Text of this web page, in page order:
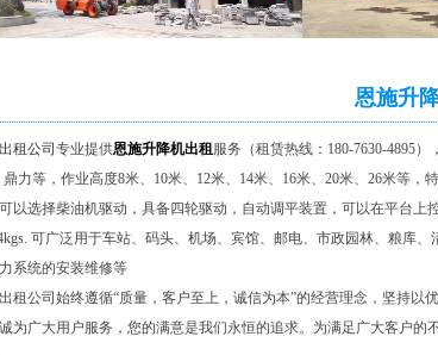
恩施升
租公司 专业提供恩施升降机出租服务（租赁热线：180-7630-4895
鼎力等，作业高度8米、10米、12米、14米、16米、20米、26米等
以选择柴油机驱动，具备四轮驱动，自动调平装置，可以在平台上
可广泛用于车站、码头、机场、宾馆、邮电、市政园林、粮库
系统的安装维修等
租公司始终遵循“质量，客户至上，诚信为本”的经营理念，坚持以
为广大用户服务，您的满意是我们永恒的追求。为满足广大客户的